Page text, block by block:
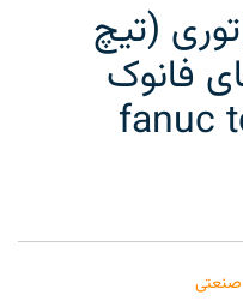
(تیچ
فانوک
fanuc